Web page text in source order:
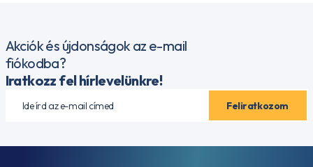
Akciók és újdonságok az e-mail
fiókodba?
Iratkozz fel hírlevelünkre!